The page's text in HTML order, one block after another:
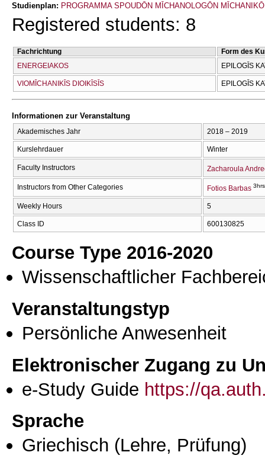
Studienplan: PROGRAMMA SPOUDŌN MĪCΗANOLOGŌN
Registered students: 8
Fachrichtung
Form des
ENERGEIAKOS
EPILOGĪS
VIOMĪCΗANIKĪS DIOIKĪSĪS EPILOGĪS
Informationen zur Veranstaltung
Akademisches Jahr 2018 – 2019
Kurslehrdauer Winter
Faculty Instructors Zacharoula
Instructors from Other Categories Fotios Barbas 3hrs
Weekly Hours 5
Class ID 600130825
Course Type 2016-2020
Wissenschaftlicher
Veranstaltungstyp
Persönliche Anwesenheit
Elektronischer Zugang zu
e-Study Guide https://
Sprache
Griechisch (Lehre, Prüfung)